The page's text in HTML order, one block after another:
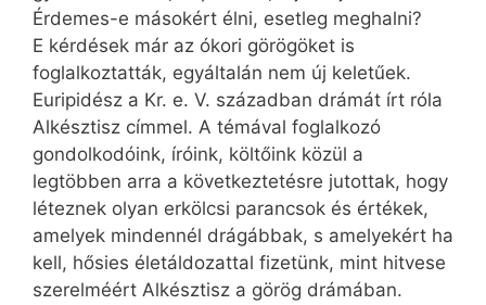
Érdemes-e másokért élni, esetleg meghalni?
E kérdések már az ókori görögöket is
foglalkoztatták, egyáltalán nem új keletűek.
Euripidész a Kr. e. V. században drámát írt róla
Alkésztisz címmel. A témával foglalkozó
gondolkodóink, íróink, költőink közül a
legtöbben arra a következtetésre jutottak, hogy
léteznek olyan erkölcsi parancsok és értékek,
amelyek mindennél drágábbak, s amelyekért ha
kell, hősies életáldozattal fizetünk, mint hitvese
szerelméért Alkésztisz a görög drámában.